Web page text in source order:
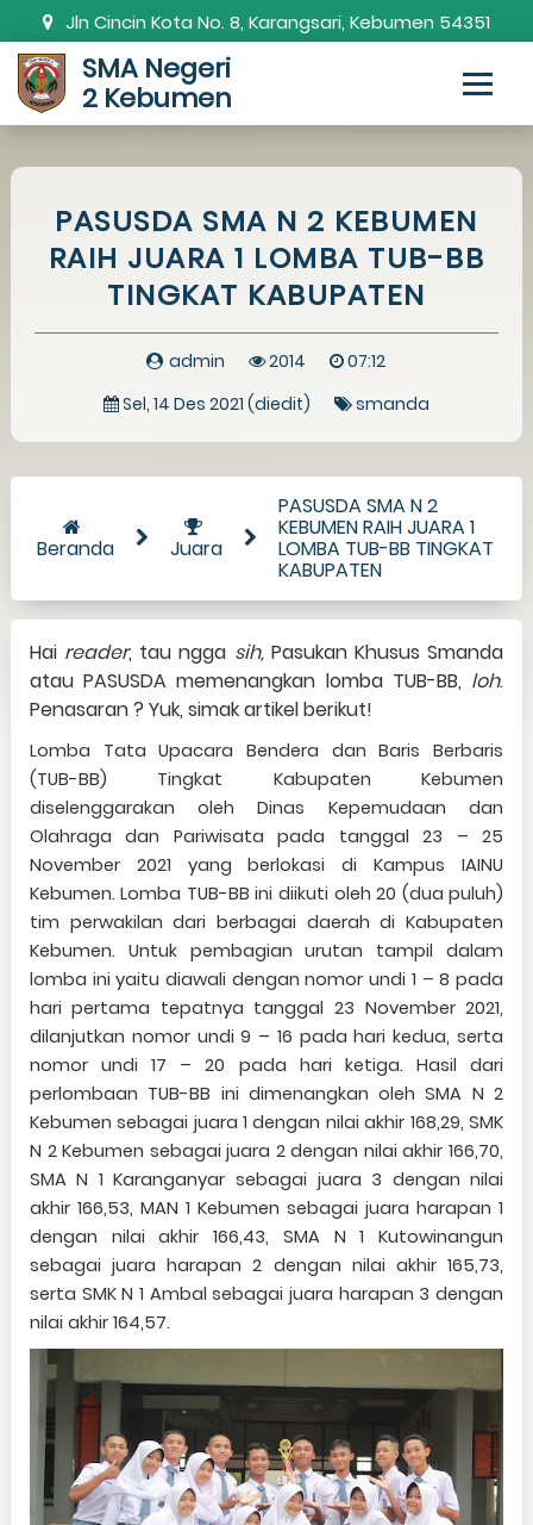
Jln Cincin Kota No. 8, Karangsari, Kebumen 54351
0287-381820
SMA Negeri
2 Kebumen
PASUSDA SMA N 2 KEBUMEN
RAIH JUARA 1 LOMBA TUB-BB
TINGKAT KABUPATEN
admin 2014
07:12
Sel, 14 Des 2021 (diedit)
smanda
Beranda Juara
PASUSDA SMA N 2
KEBUMEN RAIH JUARA 1
LOMBA TUB-BB TINGKAT
KABUPATEN
Hai reader, tau ngga sih,Pasukan Khusus Smanda
atau PASUSDA memenangkan lomba TUB-BB, loh.
Penasaran ? Yuk, simak artikel berikut!
Lomba Tata Upacara Bendera dan Baris Berbaris
(TUB-BB) Tingkat Kabupaten Kebumen
diselenggarakan oleh Dinas Kepemudaan dan
Olahraga dan Pariwisata pada tanggal 23 – 25
November 2021 yang berlokasi di Kampus IAINU
Kebumen. Lomba TUB-BB ini diikuti oleh 20 (dua puluh)
tim perwakilan dari berbagai daerah di Kabupaten
Kebumen. Untuk pembagian urutan tampil dalam
lomba ini yaitu diawali dengan nomor undi 1 – 8 pada
hari pertama tepatnya tanggal 23 November 2021,
dilanjutkan nomor undi 9 – 16 pada hari kedua, serta
nomor undi 17 – 20 pada hari ketiga. Hasil dari
perlombaan TUB-BB ini dimenangkan oleh SMA N 2
Kebumen sebagai juara 1 dengan nilai akhir 168,29, SMK
N 2 Kebumen sebagai juara 2 dengan nilai akhir 166,70,
SMA N 1 Karanganyar sebagai juara 3 dengan nilai
akhir 166,53, MAN 1 Kebumen sebagai juara harapan 1
dengan nilai akhir 166,43, SMA N 1 Kutowinangun
sebagai juara harapan 2 dengan nilai akhir 165,73,
serta SMK N 1 Ambal sebagai juara harapan 3 dengan
nilai akhir 164,57.